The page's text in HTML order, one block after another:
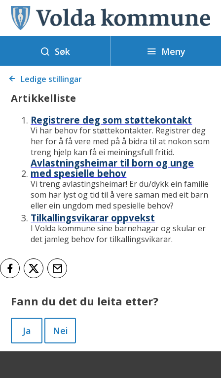
V
o
l
a
Søk Meny
Du
her:
Ledige stillingar
Artikkelliste
Registrere deg som støttekontakt
Vi har behov for støttekontakter. Registrer deg
her for å få vere med på å bidra til at nokon som
treng hjelp kan få ei meiningsfull fritid.
Avlastningsheimar til born og unge
med spesielle behov
Vi treng avlastingsheimar! Er du/dykk ein familie
som har lyst og tid til å vere saman med eit barn
eller ein ungdom med spesielle behov?
Tilkallingsvikarar oppvekst
I Volda kommune sine barnehagar og skular er
det jamleg behov for tilkallingsvikarar.
Fann du det du leita etter?
Ja Nei